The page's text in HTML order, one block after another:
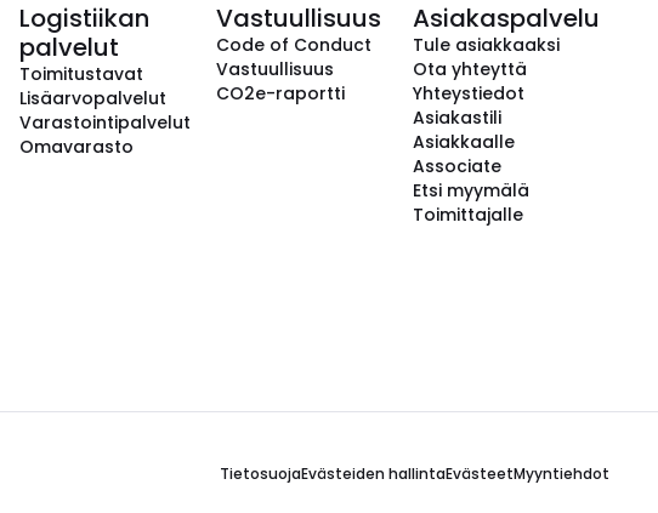
Logistiikan
palvelut
Toimitustavat
Lisäarvopalvelut
Varastointipalvelut
Omavarasto
Vastuullisuus
Code of Conduct
Vastuullisuus
CO2e-raportti
Asiakaspalvelu
Tule asiakkaaksi
Ota yhteyttä
Yhteystiedot
Asiakastili
Asiakkaalle
Associate
Etsi myymälä
Toimittajalle
TietosuojaEvästeiden hallintaEvästeetMyyntiehdot